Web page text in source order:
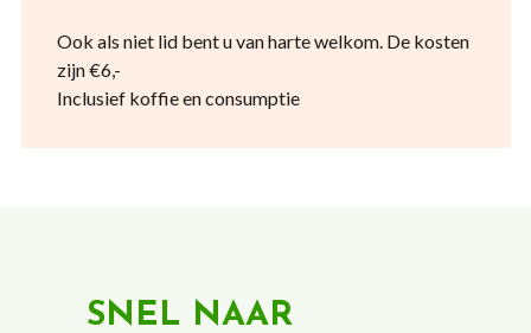
Ook als niet lid bent u van harte welkom. De kosten
zijn €6,-
Inclusief koffie en consumptie
SNEL NAAR